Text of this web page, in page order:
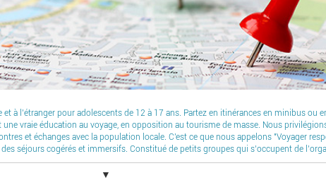
à l’étranger pour adolescents de 12 à 17 ans. Partez en itinérances en minibus ou
vraie éducation au voyage, en opposition au tourisme de masse. Nous
et échanges avec la population locale. C'est ce que nous appelons "Voyager
séjours cogérés et immersifs. Constitué de petits groupes qui s’occupent de
▼